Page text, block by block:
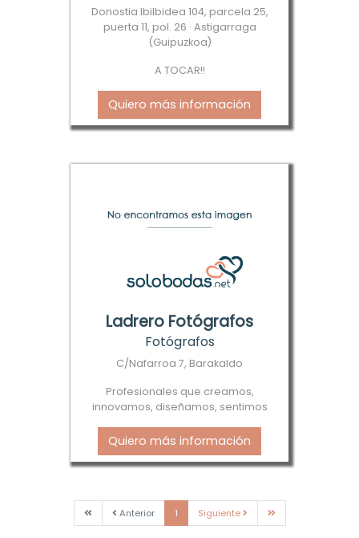
Donostia Ibilbidea 104, parcela 25,
puerta 11, pol. 26 · Astigarraga
(Guipuzkoa)
A TOCAR!!
Quiero más información
Ladrero Fotógrafos
Fotógrafos
C/Nafarroa 7, Barakaldo
Profesionales que creamos,
innovamos, diseñamos, sentimos
Quiero más información
PrimeraAnteriorAnterior
1 Siguiente SiguienteÚltima